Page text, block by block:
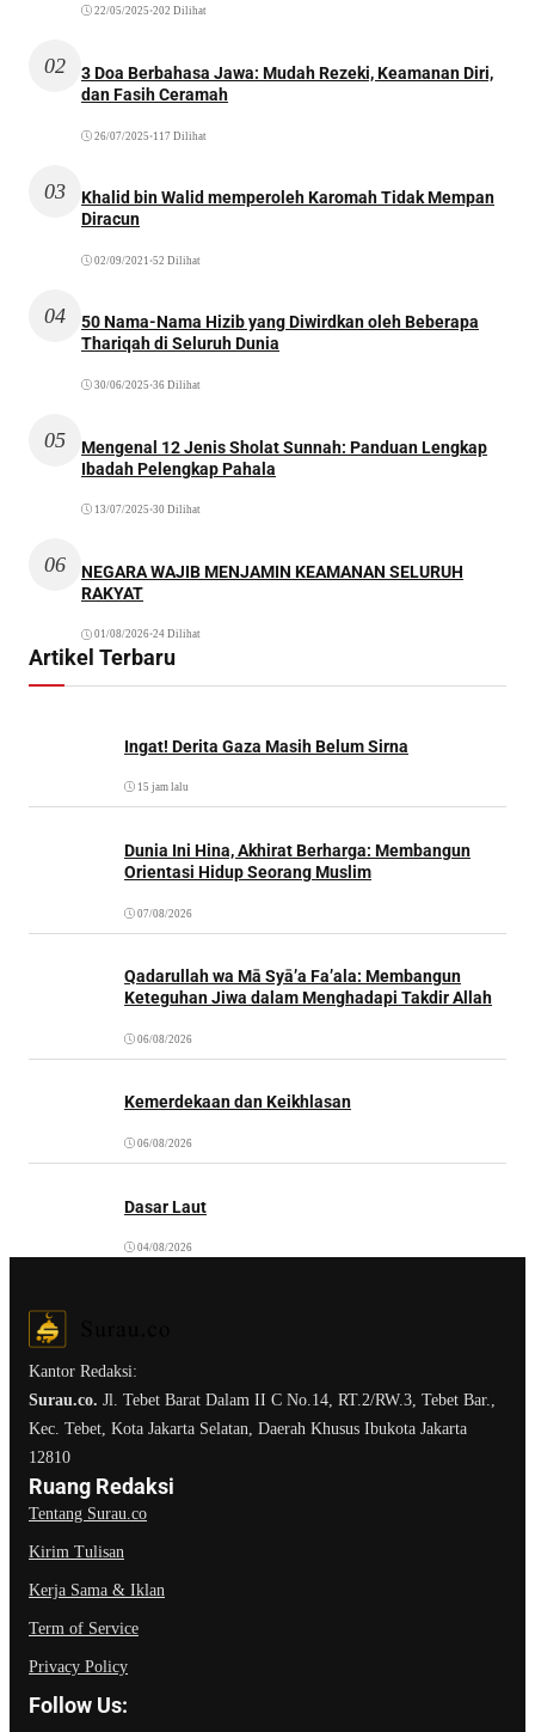
22/05/2025 •202 Dilihat
02
3 Doa Berbahasa Jawa: Mudah Rezeki, Keamanan Diri,
dan Fasih Ceramah
26/07/2025 •117 Dilihat
03
Khalid bin Walid memperoleh Karomah Tidak Mempan
Diracun
02/09/2021 •52 Dilihat
04
50 Nama-Nama Hizib yang Diwirdkan oleh Beberapa
Thariqah di Seluruh Dunia
30/06/2025 •36 Dilihat
05
Mengenal 12 Jenis Sholat Sunnah: Panduan Lengkap
Ibadah Pelengkap Pahala
13/07/2025 •30 Dilihat
06
NEGARA WAJIB MENJAMIN KEAMANAN SELURUH
RAKYAT
01/08/2026•24 Dilihat
Artikel Terbaru
Ingat! Derita Gaza Masih Belum Sirna
15 jam lalu
Dunia Ini Hina, Akhirat Berharga: Membangun
Orientasi Hidup Seorang Muslim
07/08/2026
Qadarullah wa Mā Syā’a Fa’ala: Membangun
Keteguhan Jiwa dalam Menghadapi Takdir Allah
06/08/2026
Kemerdekaan dan Keikhlasan
06/08/2026
Dasar Laut
04/08/2026
Kantor Redaksi:
Surau.co. Jl. Tebet Barat Dalam II C No.14, RT.2/RW.3, Tebet Bar.,
Kec. Tebet, Kota Jakarta Selatan, Daerah Khusus Ibukota Jakarta
12810
Ruang Redaksi
Tentang Surau.co
Kirim Tulisan
Kerja Sama & Iklan
Term of Service
Privacy Policy
Follow Us: